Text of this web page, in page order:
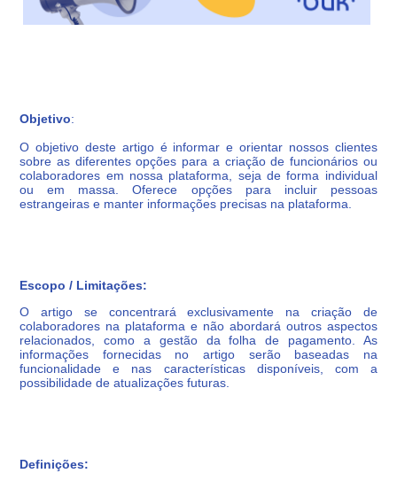
Objetivo:
O objetivo deste artigo é informar e orientar nossos clientes
sobre as diferentes opções para a criação de funcionários ou
colaboradores em nossa plataforma, seja de forma individual
ou em massa. Oferece opções para incluir pessoas
estrangeiras e manter informações precisas na plataforma.
Escopo / Limitações:
O artigo se concentrará exclusivamente na criação de
colaboradores na plataforma e não abordará outros aspectos
relacionados, como a gestão da folha de pagamento. As
informações fornecidas no artigo serão baseadas na
funcionalidade e nas características disponíveis, com a
possibilidade de atualizações futuras.
Definições: